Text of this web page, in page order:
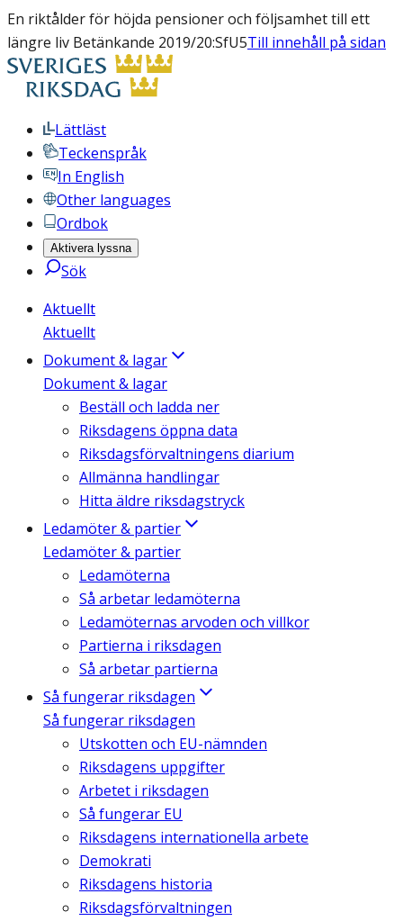
En riktålder för höjda pensioner och följsamhet till ett
längre liv Betänkande 2019/20:SfU5Till innehåll på sidan
Lättläst
Teckenspråk
In English
Other languages
Ordbok
Aktivera lyssna
Sök
Aktuellt
Aktuellt
Dokument & lagar
Dokument & lagar
Beställ och ladda ner
Riksdagens öppna data
Riksdagsförvaltningens diarium
Allmänna handlingar
Hitta äldre riksdagstryck
Ledamöter & partier
Ledamöter & partier
Ledamöterna
Så arbetar ledamöterna
Ledamöternas arvoden och villkor
Partierna i riksdagen
Så arbetar partierna
Så fungerar riksdagen
Så fungerar riksdagen
Utskotten och EU-nämnden
Riksdagens uppgifter
Arbetet i riksdagen
Så fungerar EU
Riksdagens internationella arbete
Demokrati
Riksdagens historia
Riksdagsförvaltningen